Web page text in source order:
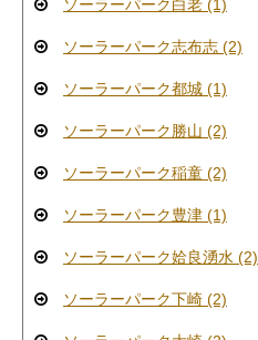
ソーラーパーク白老 (1)
ソーラーパーク志布志 (2)
ソーラーパーク都城 (1)
ソーラーパーク勝山 (2)
ソーラーパーク稲童 (2)
ソーラーパーク豊津 (1)
ソーラーパーク姶良湧水 (2)
ソーラーパーク下崎 (2)